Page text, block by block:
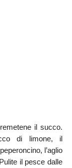
il succo.
di limone, il
l’aglio
il pesce dalle